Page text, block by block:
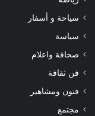
سياحة و أسفار
سياسة
صحافة واعلام
فن ثقافة
فنون ومشاهير
مجتمع